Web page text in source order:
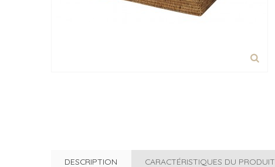
DESCRIPTION CARACTÉRISTIQUES DU PRODUIT